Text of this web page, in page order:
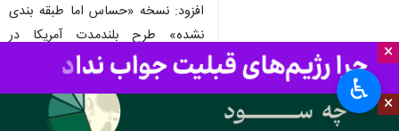
×
×
افزود: نسخه «حساس اما طبقه بندی
نشده» طرح بلندمدت آمریکا در
کی‌یف، گام‌های متعددی را نشان
می‌دهد که واشنگتن برای کمک به
ریشه‌کنی تخلفات و اصلاحات در
♿︎